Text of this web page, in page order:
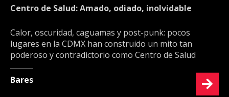
Centro de Salud: Amado, odiado, inolvidable
Calor, oscuridad, caguamas y post-punk: pocos
lugares en la CDMX han construido un mito tan
poderoso y contradictorio como Centro de Salud
Bares